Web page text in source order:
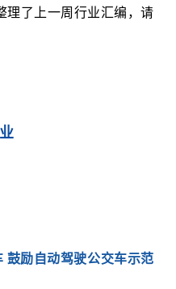
理了上一周行业汇编，请
鼓励自动驾驶公交车示范